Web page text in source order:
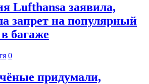
Lufthansa заявила,
запрет на популярный
багаже
0
придумали,